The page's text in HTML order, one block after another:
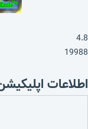
4.8
19988
اطلاعات